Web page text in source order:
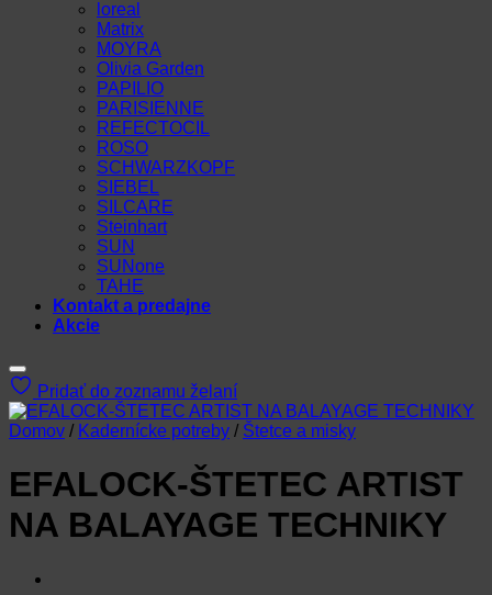
loreal
Matrix
MOYRA
Olivia Garden
PAPILIO
PARISIENNE
REFECTOCIL
ROSO
SCHWARZKOPF
SIEBEL
SILCARE
Steinhart
SUN
SUNone
TAHE
Kontakt a predajne
Akcie
Pridať do zoznamu želaní
Domov / Kadernícke potreby / Štetce a misky
EFALOCK-ŠTETEC ARTIST
NA BALAYAGE TECHNIKY